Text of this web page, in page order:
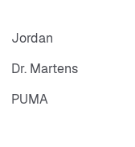
Jordan
Dr. Martens
PUMA